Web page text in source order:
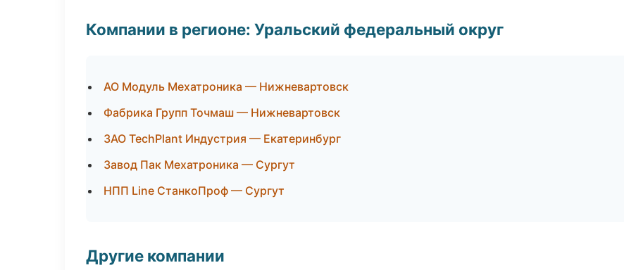
Компании в регионе: Уральский федеральный округ
АО Модуль Мехатроника — Нижневартовск
Фабрика Групп Точмаш — Нижневартовск
ЗАО TechPlant Индустрия — Екатеринбург
Завод Пак Мехатроника — Сургут
НПП Line СтанкоПроф — Сургут
Другие компании